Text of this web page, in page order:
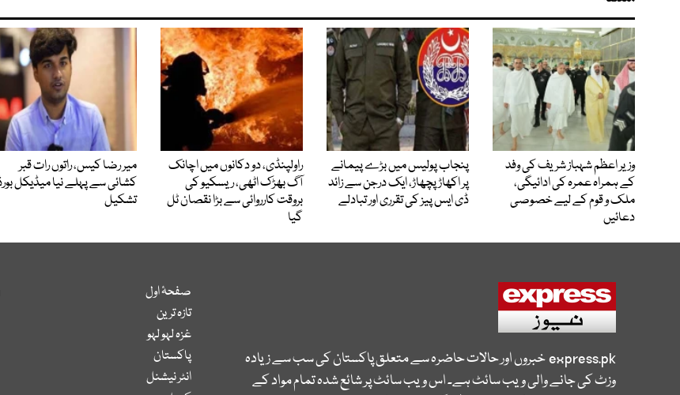
وزیر اعظم شہباز شریف کی وفد
کے ہمراہ عمرہ کی ادائیگی،
ملک و قوم کے لیے خصوصی
دعائیں
پنجاب پولیس میں بڑے پیمانے
پر اکھاڑ پچھاڑ، ایک درجن سے زائد
ڈی ایس پیز کی تقرری اور تبادلے
راولپنڈی، دو دکانوں میں اچانک
آگ بھڑک اٹھی، ریسکیو کی
بروقت کارروائی سے بڑا نقصان ٹل
گیا
میر رضا کیس، راتوں رات قبر
کشائی سے پہلے نیا میڈیکل
تشکیل
express.pkخبروں اور حالات حاضرہ سے متعلق پاکستان کی سب سے زیادہ
وزٹ کی جانے والی ویب سائٹ ہے۔ اس ویب سائٹ پر شائع شدہ تمام مواد کے
صفحۂ اول
تازہ ترین
غزہ لہو لہو
پاکستان
انٹر نیشنل